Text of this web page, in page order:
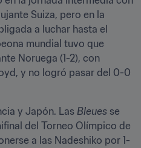
Suiza, pero en la
a luchar hasta el
mundial tuvo que
Noruega (1-2), con
y no logró pasar del 0-0
y Japón. Las Bleues se
del Torneo Olímpico de
a las Nadeshiko por 1-